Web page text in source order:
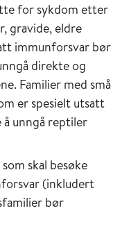
for sykdom etter
gravide, eldre
immunforsvar bør
direkte og
Familier med små
er spesielt utsatt
unngå reptiler
skal besøke
(inkludert
bør